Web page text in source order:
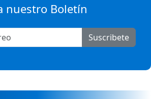
nuestro Boletín
Suscribete